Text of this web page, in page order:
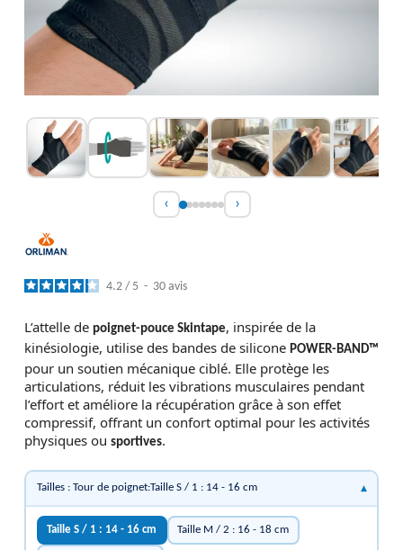
‹ ›
4.2 / 5 - 30 avis
L’attelle de poignet-pouce Skintape, inspirée de la
kinésiologie, utilise des bandes de silicone POWER-BAND™
pour un soutien mécanique ciblé. Elle protège les
articulations, réduit les vibrations musculaires pendant
l’effort et améliore la récupération grâce à son effet
compressif, offrant un confort optimal pour les activités
physiques ou sportives.
Tailles : Tour de poignet:Taille S / 1 : 14 - 16 cm
Taille S / 1 : 14 - 16 cm Taille M / 2 : 16 - 18 cm